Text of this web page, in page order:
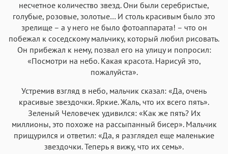
несчетное количество звезд. Они были серебристые,
голубые, розовые, золотые… И столь красивым было это
зрелище – а у него не было фотоаппарата! – что он
побежал к соседскому мальчику, который любил рисовать.
Он прибежал к нему, позвал его на улицу и попросил:
«Посмотри на небо. Какая красота. Нарисуй это,
пожалуйста».
Устремив взгляд в небо, мальчик сказал: «Да, очень
красивые звездочки. Яркие. Жаль, что их всего пять».
Зеленый Человечек удивился: «Как же пять? Их
миллионы, это похоже на рассыпанный бисер». Мальчик
прищурился и ответил: «Да, я разглядел еще маленькие
звездочки. Теперь я вижу, что их семь».